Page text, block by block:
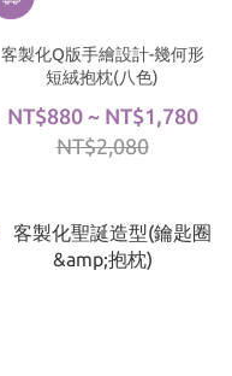
客製化Q版手繪設計-幾何形
短絨抱枕(八色)
NT$880 ~ NT$1,780
NT$2,080